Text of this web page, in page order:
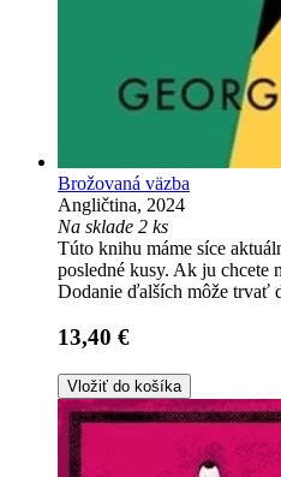
Brožovaná väzba
Angličtina, 2024
Na sklade 2 ks
Túto knihu máme síce
posledné kusy. Ak ju chcete
Dodanie ďalších môže trvať
13,40 €
Vložiť do košíka